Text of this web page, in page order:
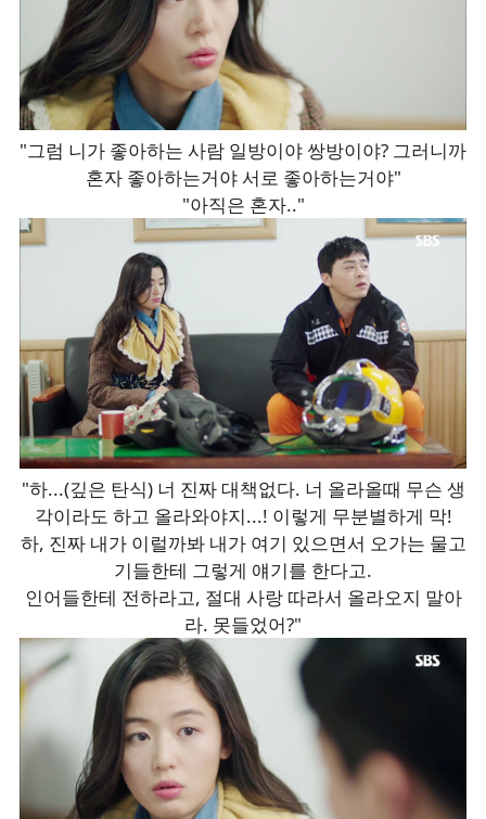
"그럼 니가 좋아하는 사람 일방이야 쌍방이야? 그러니까
혼자 좋아하는거야 서로 좋아하는거야"
"아직은 혼자.."
"하...(깊은 탄식) 너 진짜 대책없다. 너 올라올때 무슨 생
각이라도 하고 올라와야지...! 이렇게 무분별하게 막!
하, 진짜 내가 이럴까봐 내가 여기 있으면서 오가는 물고
기들한테 그렇게 얘기를 한다고.
인어들한테 전하라고, 절대 사랑 따라서 올라오지 말아
라. 못들었어?"